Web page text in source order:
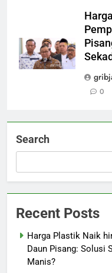
0
Search
Recent Posts
Harga Plastik Naik
Daun Pisang: Solusi
Manis?